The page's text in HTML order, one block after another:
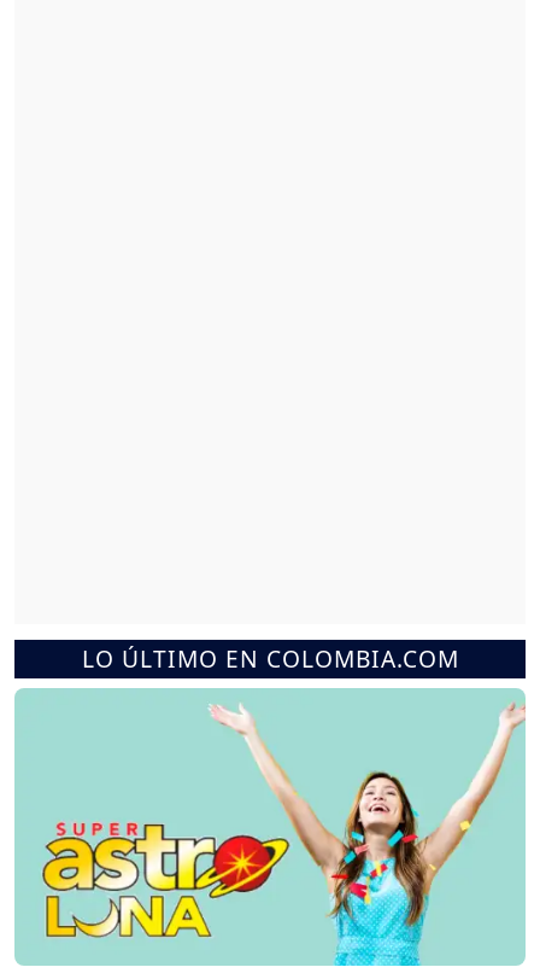
LO ÚLTIMO EN COLOMBIA.COM